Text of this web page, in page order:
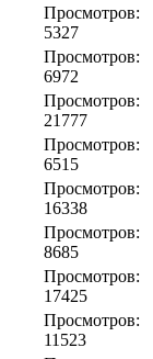
Просмотров:
5327
Просмотров:
6972
Просмотров:
21777
Просмотров:
6515
Просмотров:
16338
Просмотров:
8685
Просмотров:
17425
Просмотров:
11523